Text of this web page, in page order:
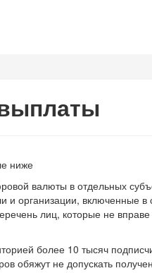
выплаты
ниже
валюты в отдельных
организации,
лиц, которые не
более 10 тысяч
не допускать